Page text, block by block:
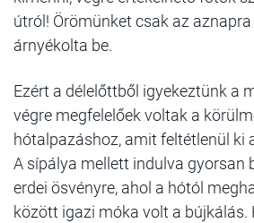
útról! Örömünket csak az
árnyékolta be.
Ezért a délelőttből igyekeztünk a
végre megfelelőek voltak a
hótalpazáshoz, amit feltétlenül ki
A sípálya mellett indulva gyorsan
erdei ösvényre, ahol a hótól
között igazi móka volt a bújkálás.